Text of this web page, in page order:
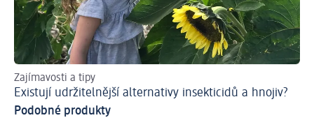
Zajímavosti a tipy
Existují udržitelnější alternativy insekticidů a hnojiv?
Podobné produkty